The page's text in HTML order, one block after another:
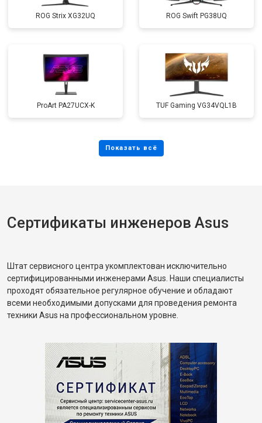
ROG Strix XG32UQ ROG Swift PG38UQ
ProArt PA27UCX-K TUF Gaming VG34VQL1B
Сертификаты инженеров Asus
Штат сервисного центра укомплектован исключительно
сертифицированными инженерами Asus. Наши специалисты
проходят обязательное регулярное обучение и обладают
всеми необходимыми допусками для проведения ремонта
техники Asus на профессиональном уровне.